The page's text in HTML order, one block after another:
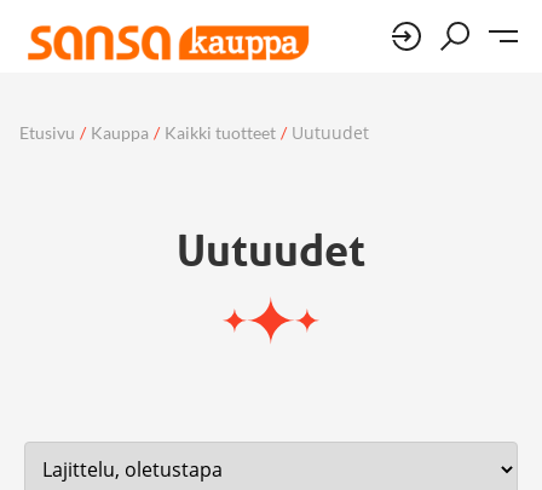
Etusivu / Kauppa / Kaikki tuotteet / Uutuudet
Uutuudet